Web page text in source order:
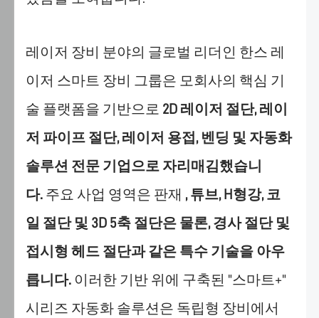
레이저 장비 분야의 글로벌 리더인 한스 레
이저 스마트 장비 그룹은 모회사의 핵심 기
술 플랫폼을 기반으로 2D 레이저 절단, 레이
저 파이프 절단, 레이저 용접, 벤딩 및 자동화
솔루션 전문 기업으로 자리매김했습니
다.주요 사업 영역은 판재 , 튜브, H형강, 코
일 절단 및 3D 5축 절단은 물론, 경사 절단 및
접시형 헤드 절단과 같은 특수 기술을 아우
릅니다.이러한 기반 위에 구축된 "스마트+"
시리즈 자동화 솔루션은 독립형 장비에서
로
화
하
며,
방
자
의
심
사
에
따
관
련